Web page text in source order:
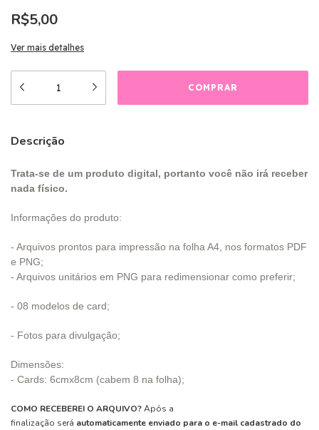
R$5,00
Ver mais detalhes
Descrição
Trata-se de um produto digital, portanto você não irá receber
nada físico.
Informações do produto:
- Arquivos prontos para impressão na folha A4, nos formatos PDF
e PNG;
- Arquivos unitários em PNG para redimensionar como preferir;
- 08 modelos de card;
- Fotos para divulgação;
Dimensões:
- Cards: 6cmx8cm (cabem 8 na folha);
COMO RECEBEREI O ARQUIVO?Após a
finalização será automaticamente enviado para o e-mail cadastrado do